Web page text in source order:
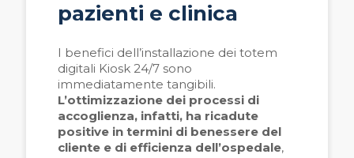
pazienti e clinica
I benefici dell’installazione dei totem
digitali Kiosk 24/7 sono
immediatamente tangibili.
L’ottimizzazione dei processi di
accoglienza, infatti, ha ricadute
positive in termini di benessere del
cliente e di efficienza dell’ospedale,